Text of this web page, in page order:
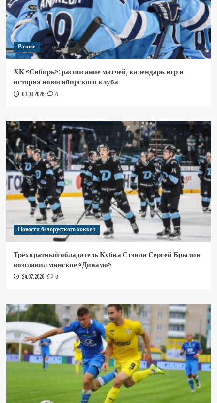
Разное
ХК «Сибирь»: расписание матчей, календарь игр и
история новосибирского клуба
03.08.2026 0
Новости белорусского хоккея
Трёхкратный обладатель Кубка Стэнли Сергей Брылин
возглавил минское «Динамо»
24.07.2026 0